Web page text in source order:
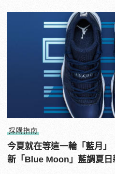
採購指南
今夏就在等這一輪「藍月
新「Blue Moon」藍調夏日